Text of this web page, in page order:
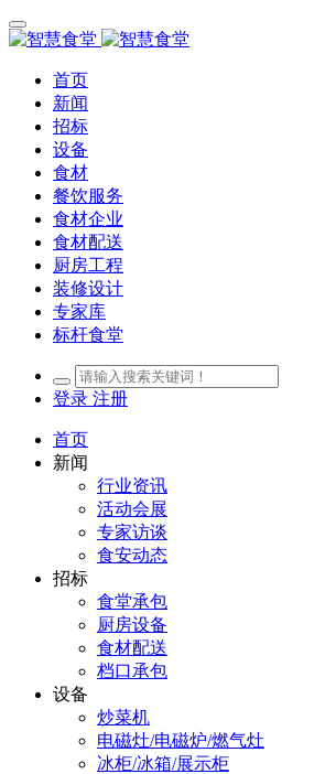
首页
新闻
招标
设备
食材
餐饮服务
食材企业
食材配送
厨房工程
装修设计
专家库
标杆食堂
登录 注册
首页
新闻
行业资讯
活动会展
专家访谈
食安动态
招标
食堂承包
厨房设备
食材配送
档口承包
设备
炒菜机
电磁灶/电磁炉/燃气灶
冰柜/冰箱/展示柜